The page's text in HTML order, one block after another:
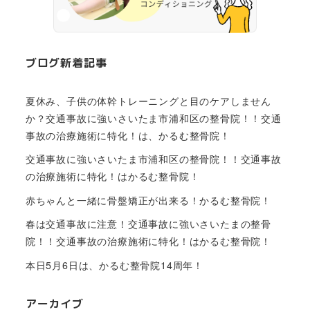
ブログ新着記事
夏休み、子供の体幹トレーニングと目のケアしません
か？交通事故に強いさいたま市浦和区の整骨院！！交通
事故の治療施術に特化！は、かるむ整骨院！
交通事故に強いさいたま市浦和区の整骨院！！交通事故
の治療施術に特化！はかるむ整骨院！
赤ちゃんと一緒に骨盤矯正が出来る！かるむ整骨院！
春は交通事故に注意！交通事故に強いさいたまの整骨
院！！交通事故の治療施術に特化！はかるむ整骨院！
本日5月6日は、かるむ整骨院14周年！
アーカイブ